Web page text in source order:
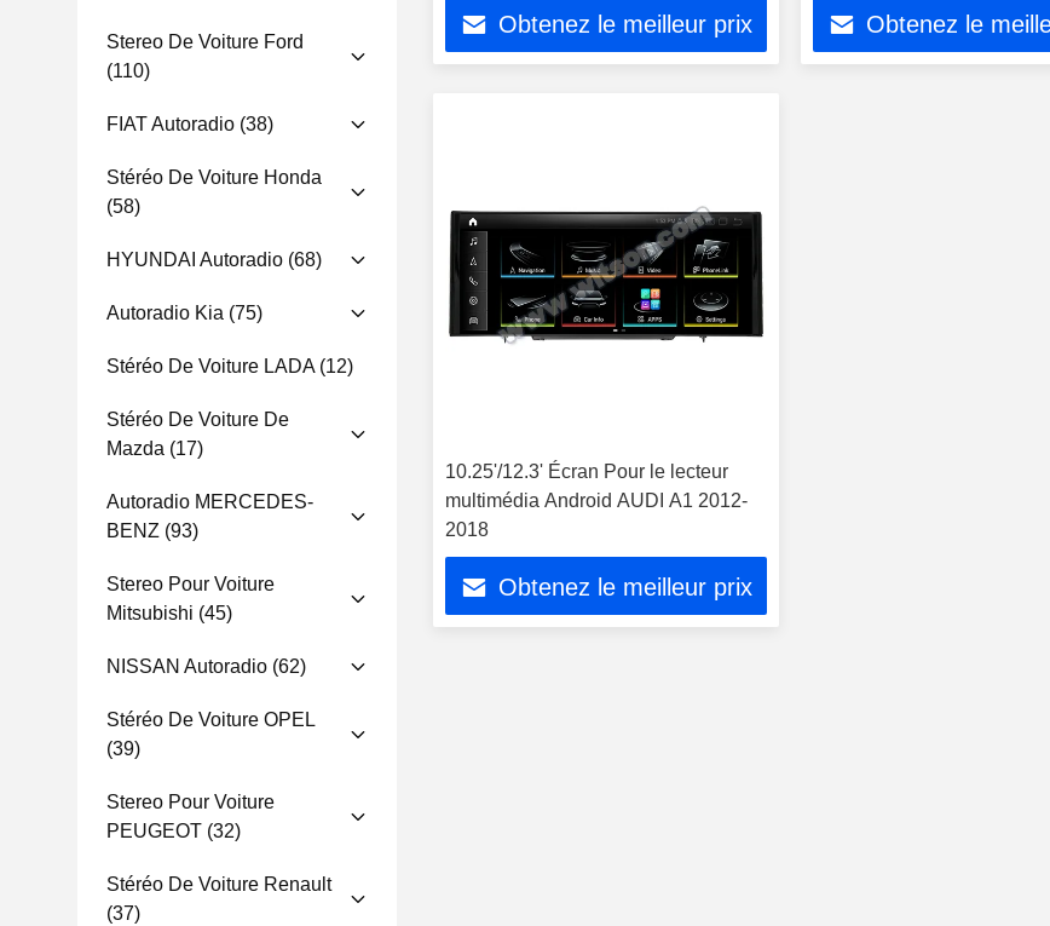
Stereo De Voiture Ford
(110)
FIAT Autoradio (38)
Stéréo De Voiture Honda
(58)
HYUNDAI Autoradio (68)
Autoradio Kia (75)
Stéréo De Voiture LADA(12)
Stéréo De Voiture De
Mazda (17)
Autoradio MERCEDES-
BENZ (93)
Stereo Pour Voiture
Mitsubishi (45)
NISSAN Autoradio (62)
Stéréo De Voiture OPEL
(39)
Stereo Pour Voiture
PEUGEOT (32)
Stéréo De Voiture Renault
(37)
Obtenez le meilleur prix Obtenez le
10.25'/12.3' Écran Pour le lecteur
multimédia Android AUDI A1 2012-
2018
Obtenez le meilleur prix